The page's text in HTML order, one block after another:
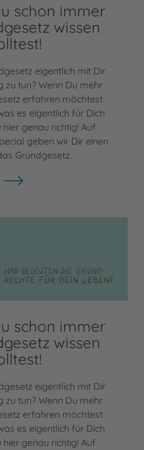
schon immer
wissen
eigentlich mit Dir
zu tun? Wenn Du mehr
erfahren möchtest
es eigentlich für Dich
genau richtig! Auf
geben wir Dir einen
Grundgesetz.
schon immer
wissen
eigentlich mit Dir
zu tun? Wenn Du mehr
erfahren möchtest
es eigentlich für Dich
genau richtig! Auf